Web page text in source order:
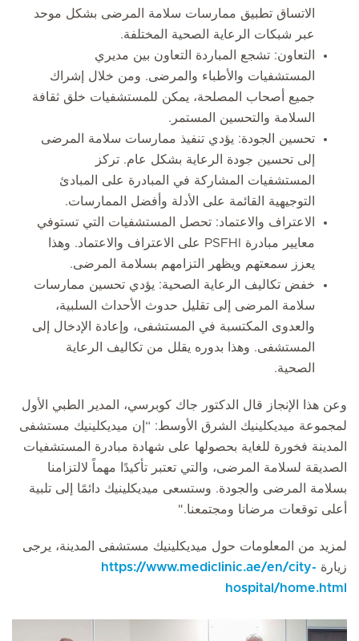
الاتساق تطبيق ممارسات سلامة المرضى بشكل موحد
عبر شبكات الرعاية الصحية المختلفة.
التعاون: تشجع المباردة التعاون بين مديري
المستشفيات والأطباء والمرضى. ومن خلال إشراك
جميع أصحاب المصلحة، يمكن للمستشفيات خلق ثقافة
السلامة والتحسين المستمر.
تحسين الجودة: يؤدي تنفيذ ممارسات سلامة المرضى
إلى تحسين جودة الرعاية بشكل عام. تركز
المستشفيات المشاركة في المبادرة على المبادئ
التوجيهية القائمة على الأدلة وأفضل الممارسات.
الاعتراف والاعتماد: تحصل المستشفيات التي تستوفي
معايير مبادرة PSFHI على الاعتراف والاعتماد. وهذا
يعزز سمعتهم ويظهر التزامهم بسلامة المرضى.
خفض تكاليف الرعاية الصحية: يؤدي تحسين ممارسات
سلامة المرضى إلى تقليل حدوث الأحداث السلبية،
والعدوى المكتسبة في المستشفى، وإعادة الإدخال إلى
المستشفى. وهذا بدوره يقلل من تكاليف الرعاية
الصحية.
وعن هذا الإنجاز قال الدكتور جاك كوبرسي، المدير الطبي الأول
لمجموعة ميديكلينيك الشرق الأوسط: “إن ميديكلينيك مستشفى
المدينة فخورة للغاية بحصولها على شهادة مبادرة المستشفيات
الصديقة لسلامة المرضى، والتي تعتبر تأكيدًا مهماً لالتزامنا
بسلامة المرضى والجودة. وستسعى ميديكلينيك دائمًا إلى تلبية
أعلى توقعات مرضانا ومجتمعنا."
لمزيد من المعلومات حول ميديكلينيك مستشفى المدينة، يرجى
زيارة https://www.mediclinic.ae/en/city-
hospital/home.html